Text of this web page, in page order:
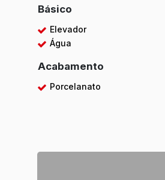
Básico
Elevador
Água
Acabamento
Porcelanato